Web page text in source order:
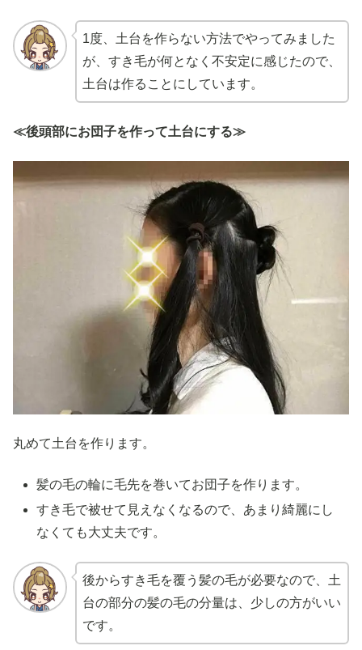
1度、土台を作らない方法でやってみました
が、すき毛が何となく不安定に感じたので、
土台は作ることにしています。
≪後頭部にお団子を作って土台にする≫
丸めて土台を作ります。
髪の毛の輪に毛先を巻いてお団子を作ります。
すき毛で被せて見えなくなるので、あまり綺麗にし
なくても大丈夫です。
後からすき毛を覆う髪の毛が必要なので、土
台の部分の髪の毛の分量は、少しの方がいい
です。